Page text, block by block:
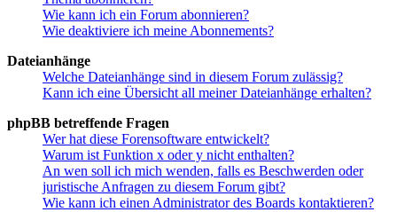
Wie kann ich ein Forum abonnieren?
Wie deaktiviere ich meine Abonnements?
Dateianhänge
Welche Dateianhänge sind in diesem Forum zulässig?
Kann ich eine Übersicht all meiner Dateianhänge erhalten?
phpBB betreffende Fragen
Wer hat diese Forensoftware entwickelt?
Warum ist Funktion x oder y nicht enthalten?
An wen soll ich mich wenden, falls es Beschwerden oder
juristische Anfragen zu diesem Forum gibt?
Wie kann ich einen Administrator des Boards kontaktieren?